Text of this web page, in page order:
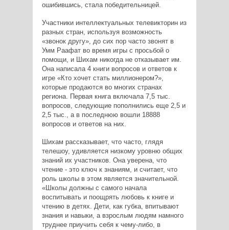
ошибившись, стала победительницей.
Участники интеллектуальных телевикторин из
разных стран, используя возможность
«звонок другу», до сих пор часто звонят в
Умм Раафат во время игры с просьбой о
помощи, и Шихам никогда не отказывает им.
Она написала 4 книги вопросов и ответов к
игре «Кто хочет стать миллионером?»,
которые продаются во многих странах
региона. Первая книга включала 7,5 тыс.
вопросов, следующие пополнились еще 2,5 и
2,5 тыс., а в последнюю вошли 18888
вопросов и ответов на них.
Шихам рассказывает, что часто, глядя
телешоу, удивляется низкому уровню общих
знаний их участников. Она уверена, что
чтение - это ключ к знаниям, и считает, что
роль школы в этом является значительной.
«Школы должны с самого начала
воспитывать и поощрять любовь к книге и
чтению в детях. Дети, как губка, впитывают
знания и навыки, а взрослым людям намного
труднее приучить себя к чему-либо, в